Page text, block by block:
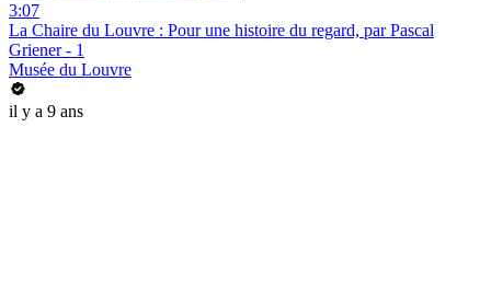
3:07
La Chaire du Louvre : Pour une histoire du regard, par Pascal
Griener - 1
Musée du Louvre
il y a 9 ans